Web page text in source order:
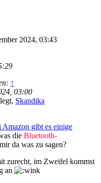
2024, 03:43
↑
03:00
Skandika
Amazon gibt es einige
die Bluetooth-
da was zu sagen?
zurecht, im Zweifel kommst
an